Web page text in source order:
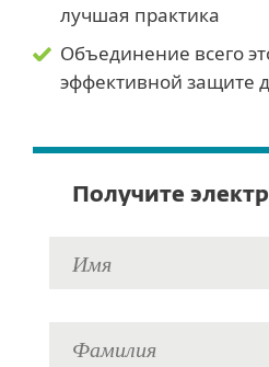
лучшая практика
Объединение всего
эффективной защите
Получите